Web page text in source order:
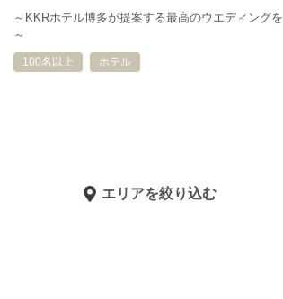
～KKRホテル博多が提案する最高のウエディングを
～
100名以上 ホテル
エリアを絞り込む